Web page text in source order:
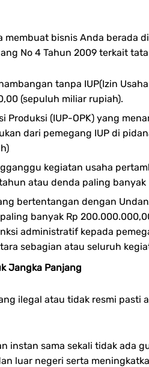
membuat bisnis Anda
No 4 Tahun 2009 terkait
tanpa IUP(Izin
(sepuluh miliar rupiah).
Produksi (IUP-OPK) yang
dari pemegang IUP di
kegiatan usaha
atau denda paling
bertentangan dengan
banyak Rp
administratif kepada
sebagian atau seluruh
Jangka Panjang
ilegal atau tidak resmi
instan sama sekali tidak ada
luar negeri serta